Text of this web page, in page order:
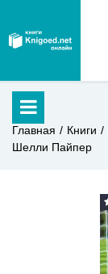
Главная Книги
Шелли Пайпер